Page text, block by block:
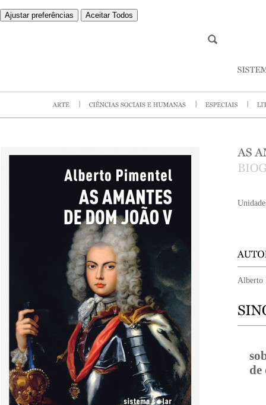
Ajustar preferências Aceitar Todos
Alberto
de